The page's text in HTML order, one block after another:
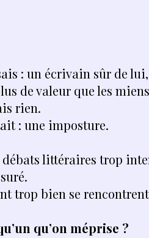
: un écrivain sûr de
de valeur que les
rien.
: une imposture.
littéraires trop
trop bien se
qu’on méprise ?